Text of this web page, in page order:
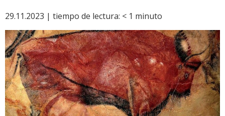
29.11.2023 | tiempo de lectura: < 1 minuto